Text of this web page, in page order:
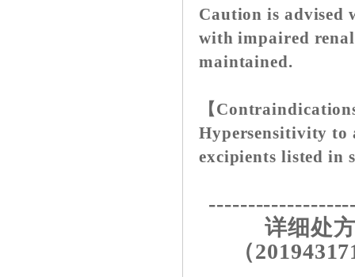
Caution is advised
with impaired
maintained.
【
Hypersensitivity to
excipients listed in
详细处
（